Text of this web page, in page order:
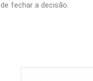
de fechar a decisão.